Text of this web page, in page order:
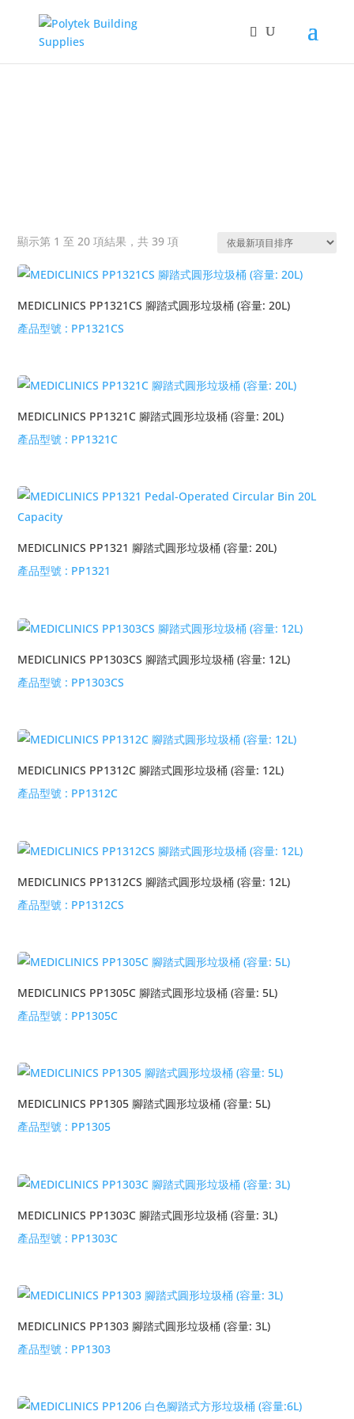
顯示第 1 至 20 項結果，共 39 項
銷
排
MEDICLINICS PP1321CS 腳踏式圓形垃圾桶 (容量: 20L)
產品型號 : PP1321CS
MEDICLINICS PP1321C 腳踏式圓形垃圾桶 (容量: 20L)
產品型號 : PP1321C
MEDICLINICS PP1321 腳踏式圓形垃圾桶 (容量: 20L)
產品型號 : PP1321
MEDICLINICS PP1303CS 腳踏式圓形垃圾桶 (容量: 12L)
產品型號 : PP1303CS
MEDICLINICS PP1312C 腳踏式圓形垃圾桶 (容量: 12L)
產品型號 : PP1312C
MEDICLINICS PP1312CS 腳踏式圓形垃圾桶 (容量: 12L)
產品型號 : PP1312CS
MEDICLINICS PP1305C 腳踏式圓形垃圾桶 (容量: 5L)
產品型號 : PP1305C
MEDICLINICS PP1305 腳踏式圓形垃圾桶 (容量: 5L)
產品型號 : PP1305
MEDICLINICS PP1303C 腳踏式圓形垃圾桶 (容量: 3L)
產品型號 : PP1303C
MEDICLINICS PP1303 腳踏式圓形垃圾桶 (容量: 3L)
產品型號 : PP1303